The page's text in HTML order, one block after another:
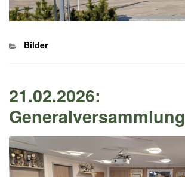
Kategorien
Bilder
21.02.2026:
Generalversammlung